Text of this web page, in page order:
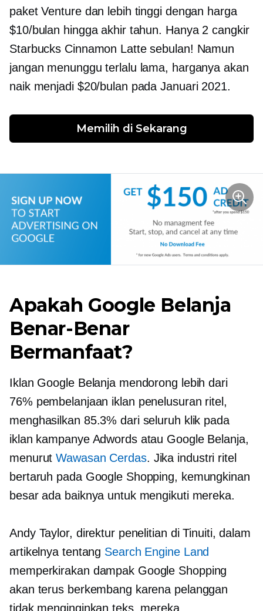
paket Venture dan lebih tinggi dengan harga
$10/bulan hingga akhir tahun. Hanya 2 cangkir
Starbucks Cinnamon Latte sebulan! Namun
jangan menunggu terlalu lama, harganya akan
naik menjadi $20/bulan pada Januari 2021.
Memilih di Sekarang
Apakah Google Belanja
Benar-Benar
Bermanfaat?
Iklan Google Belanja mendorong lebih dari
76% pembelanjaan iklan penelusuran ritel,
menghasilkan 85.3% dari seluruh klik pada
iklan kampanye Adwords atau Google Belanja,
menurutWawasan Cerdas. Jika industri ritel
bertaruh pada Google Shopping, kemungkinan
besar ada baiknya untuk mengikuti mereka.
Andy Taylor, direktur penelitian di Tinuiti, dalam
artikelnya tentang Search Engine Land
memperkirakan dampak Google Shopping
akan terus berkembang karena pelanggan
tidak menginginkan teks, mereka